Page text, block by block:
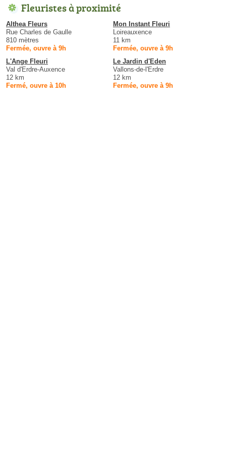
Fleuristes à proximité
Althea Fleurs
Rue Charles de Gaulle
810 mètres
Fermée, ouvre à 9h
Mon Instant Fleuri
Loireauxence
11 km
Fermée, ouvre à 9h
L'Ange Fleuri
Val d'Erdre-Auxence
12 km
Fermé, ouvre à 10h
Le Jardin d'Eden
Vallons-de-l'Erdre
12 km
Fermée, ouvre à 9h